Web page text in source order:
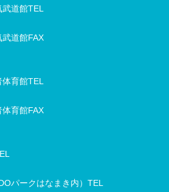
道館TEL
道館FAX
育館TEL
育館FAX
パークはなまき内）TEL